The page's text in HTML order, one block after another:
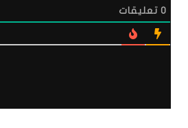
0 تعليقات